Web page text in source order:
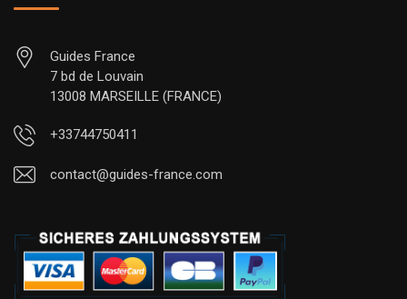
Guides France
7 bd de Louvain
13008 MARSEILLE (FRANCE)
+33744750411
contact@guides-france.com